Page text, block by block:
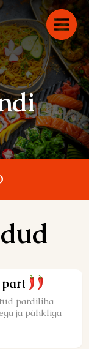
pardiliha
ja pähkliga